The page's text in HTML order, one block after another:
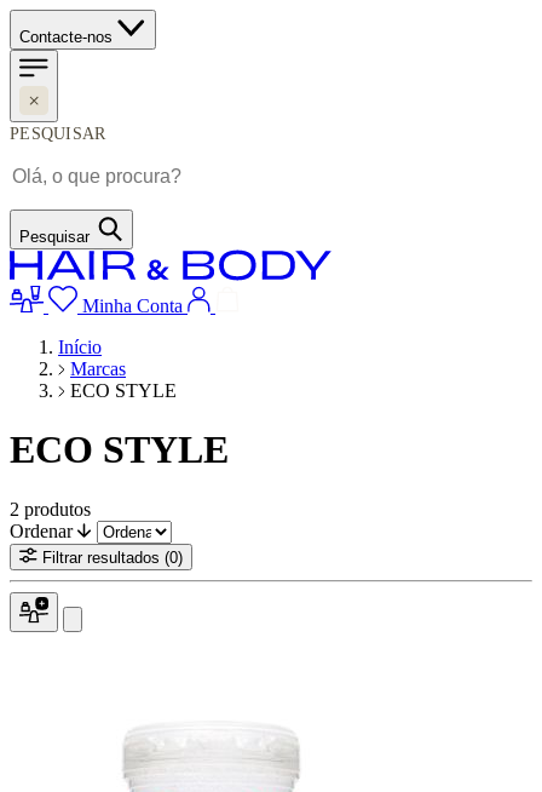
Contacte-nos
PESQUISAR
Pesquisar
Minha Conta
Início
Marcas
ECO STYLE
ECO STYLE
2 produtos
Ordenar
Filtrar resultados (0)